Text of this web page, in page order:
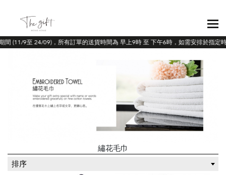
(11/9至 24/09)，所有訂單的送貨時間為 早上9時 至 下午6時，如需安排於指定時
繡花毛巾
排序